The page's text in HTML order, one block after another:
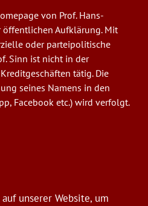
von Prof. Hans-
öffentlichen Aufklärung. Mit
oder parteipolitische
Sinn ist nicht in der
tätig. Die
seines Namens in den
Facebook etc.) wird verfolgt.
unserer Website, um